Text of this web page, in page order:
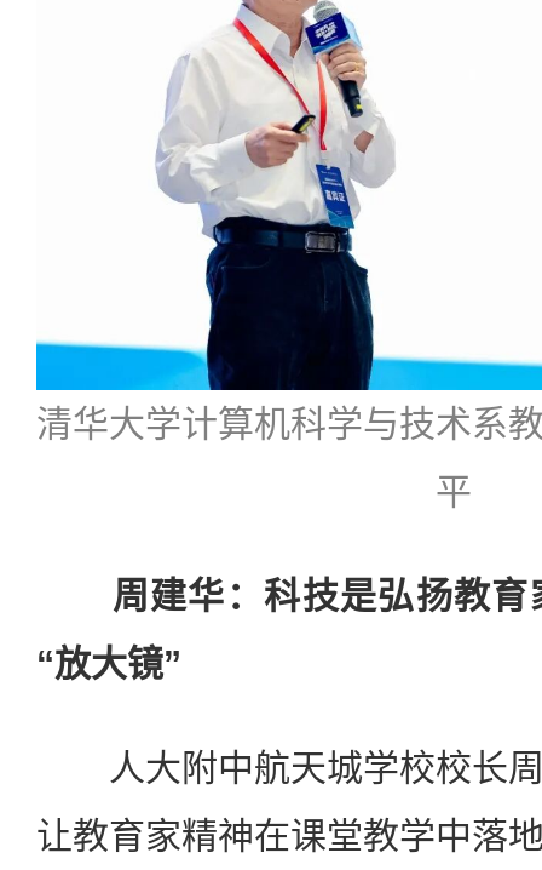
清华大学计算机科学与技术系
平
周建华：科技是弘扬教育
“放大镜”
人大附中航天城学校校长周
让教育家精神在课堂教学中落